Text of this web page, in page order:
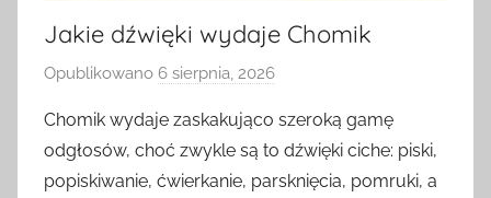
Jakie dźwięki wydaje Chomik
Opublikowano 6 sierpnia, 2026
z
e
z
Chomik wydaje zaskakująco szeroką gamę
odgłosów, choć zwykle są to dźwięki ciche: piski,
popiskiwanie, ćwierkanie, parsknięcia, pomruki, a